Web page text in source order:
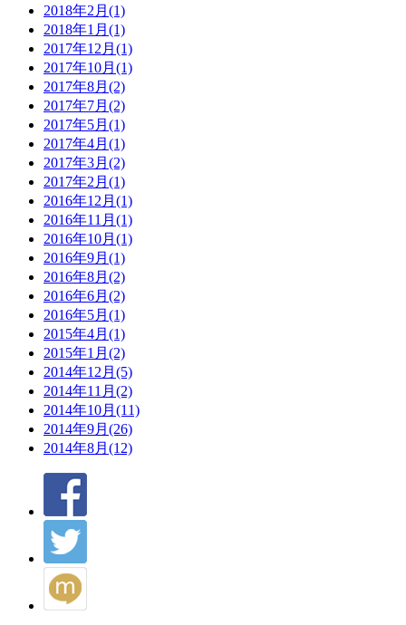
2018年2月(1)
2018年1月(1)
2017年12月(1)
2017年10月(1)
2017年8月(2)
2017年7月(2)
2017年5月(1)
2017年4月(1)
2017年3月(2)
2017年2月(1)
2016年12月(1)
2016年11月(1)
2016年10月(1)
2016年9月(1)
2016年8月(2)
2016年6月(2)
2016年5月(1)
2015年4月(1)
2015年1月(2)
2014年12月(5)
2014年11月(2)
2014年10月(11)
2014年9月(26)
2014年8月(12)